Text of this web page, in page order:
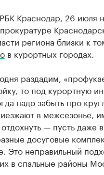
Краснодар, 26 июля
региона близки к
в курортных городах.
раздадим,
то под курортную
надо забыть про
в межсезонье,
— пусть даже
досуговые
Это неправильный
в спальные районы